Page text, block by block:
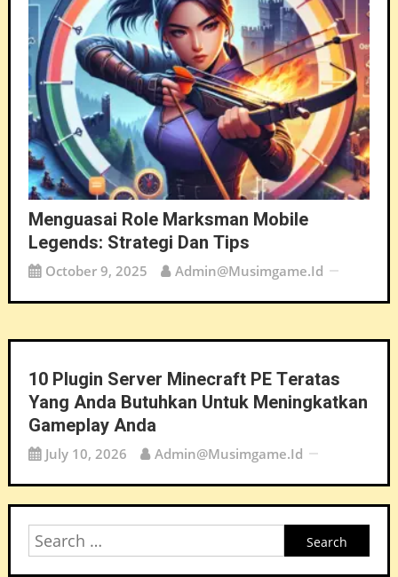
Menguasai Role Marksman Mobile
Legends: Strategi Dan Tips
October 9, 2025 Admin@musimgame.id
10 Plugin Server Minecraft PE Teratas
Yang Anda Butuhkan Untuk Meningkatkan
Gameplay Anda
July 10, 2026 Admin@musimgame.id
Search